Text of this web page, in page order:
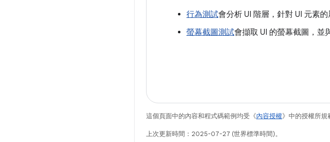
行為測試會分析 UI 階層，針對 UI 元素的
螢幕截圖測試會擷取 UI 的螢幕截圖，並
這個頁面中的內容和程式碼範例均受《內容授權》中的授權所規
上次更新時間：2025-07-27 (世界標準時間)。